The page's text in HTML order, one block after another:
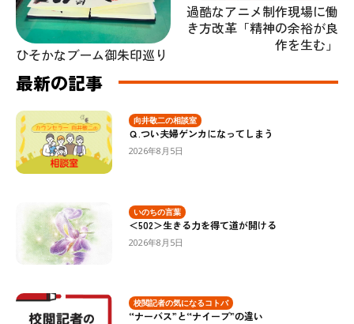
ひそかなブーム御朱印巡り
過酷なアニメ制作現場に働
き方改革「精神の余裕が良
作を生む」
最新の記事
向井敬二の相談室
Ｑ.つい夫婦ゲンカになってしまう
2026年8月5日
いのちの言葉
＜502＞生きる力を得て道が開ける
2026年8月5日
校閲記者の気になるコトバ
“ナーバス”と“ナイーブ”の違い